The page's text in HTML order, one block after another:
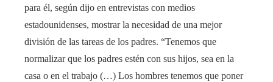
para él, según dijo en entrevistas con medios
estadounidenses, mostrar la necesidad de una mejor
división de las tareas de los padres. “Tenemos que
normalizar que los padres estén con sus hijos, sea en la
casa o en el trabajo (…) Los hombres tenemos que poner